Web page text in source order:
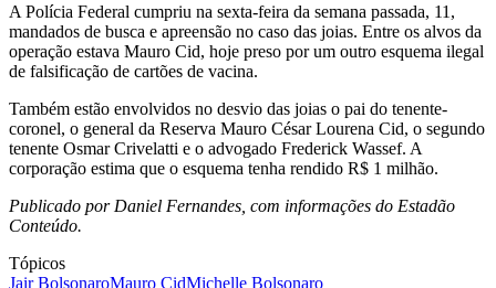
A Polícia Federal cumpriu na sexta-feira da semana passada, 11,
mandados de busca e apreensão no caso das joias. Entre os alvos da
operação estava Mauro Cid, hoje preso por um outro esquema ilegal
de falsificação de cartões de vacina.
Também estão envolvidos no desvio das joias o pai do tenente-
coronel, o general da Reserva Mauro César Lourena Cid, o segundo
tenente Osmar Crivelatti e o advogado Frederick Wassef. A
corporação estima que o esquema tenha rendido R$ 1 milhão.
Publicado por Daniel Fernandes, com informações do Estadão
Conteúdo.
Tópicos
Jair BolsonaroMauro CidMichelle Bolsonaro